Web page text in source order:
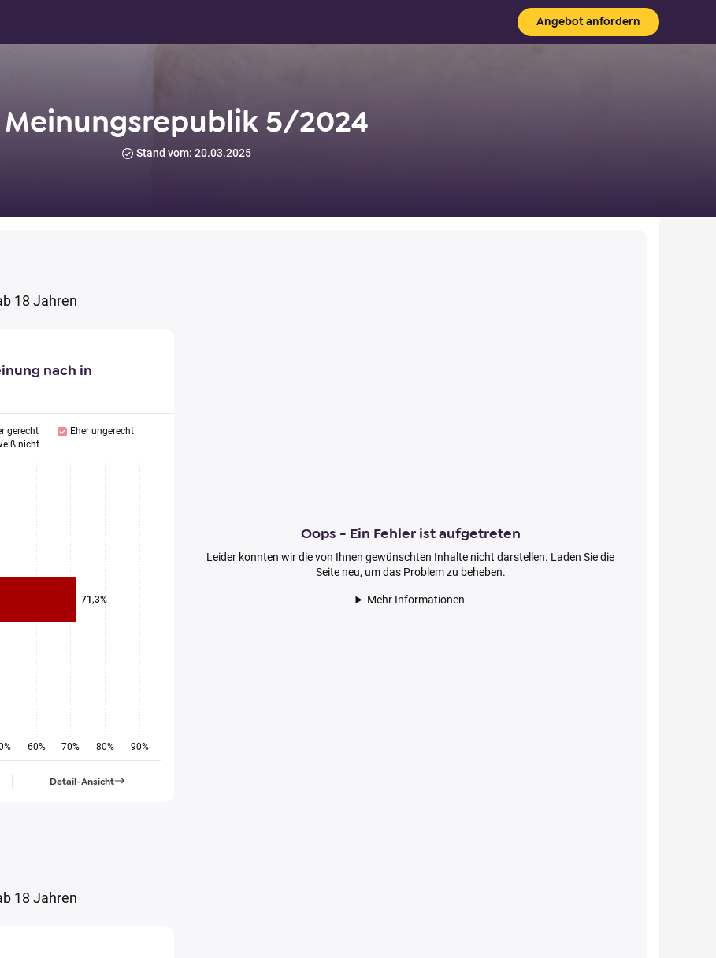
Angebot anfordern
Meinungsrepublik 5/2024
Stand vom: 20.03.2025
18 Jahren
nach in
gerecht
Eher ungerecht
nicht
60% 70% 80% 90%
71,3%
Detail-Ansicht
Oops - Ein Fehler ist aufgetreten
Leider konnten wir die von Ihnen gewünschten Inhalte nicht darstellen. Laden Sie die
Seite neu, um das Problem zu beheben.
Mehr Informationen
18 Jahren